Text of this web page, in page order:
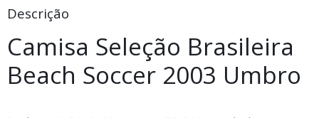
Descrição
Camisa Seleção Brasileira
Beach Soccer 2003 Umbro